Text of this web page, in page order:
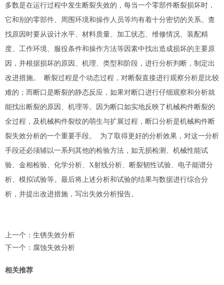
多数是在运行过程中发生断裂失效的，每当一个零部件断裂损坏时，
它和别的零部件、周围环境和操作人员等均有着十分密切的关系。查
找原因时要从设计水平、材料质量、加工状态、维修情况、装配精
度、工作环境、服役条件和操作方法等因素中找出造成损坏的主要原
因，并根据损坏的原因、机理、类型和阶段，进行分析判断，制定出
改进措施。 断裂过程是个动态过程，对断裂直接进行观察分析是比较
难的；而断口是断裂的静态反应，如果对断口进行仔细观察和分析就
能找出断裂的原因、机理等。因为断口如实地反映了机械构件断裂的
全过程，及机械构件裂纹的萌生与扩展过程，断口分析是机械构件断
裂失效分析的一个重要手段。 为了取得更好的分析效果，对这一分析
手段还必须辅以一系列其他的检验方法，如无损检测、机械性能试
验、金相检验、化学分析、X射线分析、断裂韧性试验、电子能谱分
析、模拟试验等。最后将上述分析和试验的结果与数据进行综合分
析，并提出改进措施，写出 失效分析报告。
上一个： 生锈失效分析
下一个： 腐蚀失效分析
相关推荐